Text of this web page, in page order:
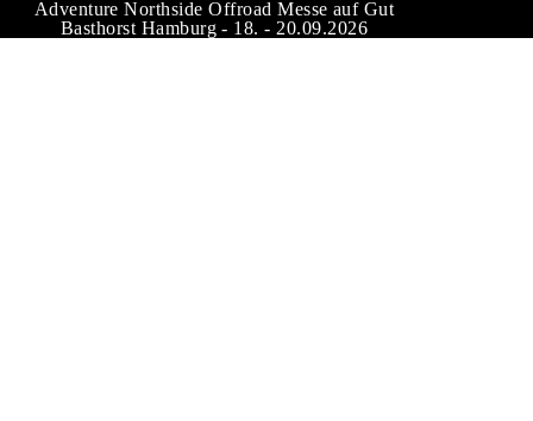
Adventure Northside Offroad Messe auf Gut
Basthorst Hamburg - 18. - 20.09.2026